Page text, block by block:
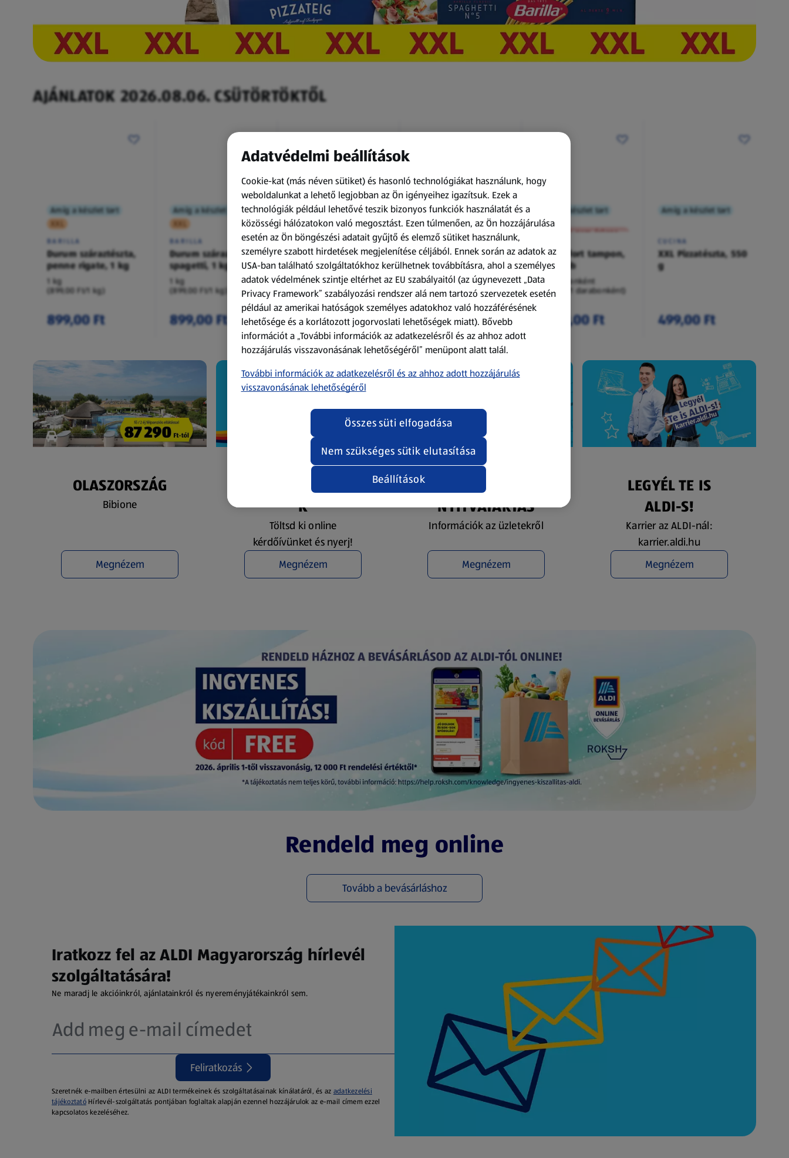
AJÁNLATOK 2026.08.06. CSÜTÖRTÖKTŐL
Amíg a készlet tart
XXL
BARILLA
Durum száraztészta,
penne rigate, 1 kg
1 kg
(899,00 Ft/1 kg)
899,00 Ft
Amíg a készlet tart
XXL
BARILLA
Durum száraztészta,
spagetti, 1 kg
1 kg
(899,00 Ft/1 kg)
899,00 Ft
Amíg a készlet tart
XXL
ACTIMEL
Actimel joghurtital, 8
palack
0,8 kg
(1 186,25 Ft/1 kg)
949,00 Ft
Amíg a készlet tart
XXL
O.B.
Procomfort tampon,
64 darab
64 darabonként
(59,36 Ft/1 darabonként)
3 799,00 Ft
Amíg a készlet tart
XXL
A termék nem érkezett meg!
Procomfort tampon,
54 darab
54 darabonként
(62,94 Ft/1 darabonként)
3 399,00 Ft
Amíg a készlet tart
CUCINA
XXL Pizzatészta, 550
g
499,00 Ft
OLASZORSZÁG
Bibione
Megnézem
NYEREMÉNYJÁTÉ
K
Töltsd ki online
kérdőívünket és nyerj!
Megnézem
ÜZLETKERESŐ ÉS
NYITVATARTÁS
Információk az üzletekről
Megnézem
LEGYÉL TE IS
ALDI-S!
Karrier az ALDI-nál:
karrier.aldi.hu
Megnézem
(új oldalon nyílik meg)
Rendeld meg online
Tovább a bevásárláshoz
(új oldalon nyílik meg)
Iratkozz fel az ALDI Magyarország hírlevél
szolgáltatására!
Ne maradj le akcióinkról, ajánlatainkról és nyereményjátékainkról sem.
Feliratkozás
Szeretnék e-mailben értesülni az ALDI termékeinek és szolgáltatásainak kínálatáról, és az adatkezelési
tájékoztatóHírlevél-szolgáltatás pontjában foglaltak alapján ezennel hozzájárulok az e-mail címem ezzel
kapcsolatos kezeléséhez.
Adatvédelmi beállítások
Cookie-kat (más néven sütiket) és hasonló technológiákat használunk, hogy
weboldalunkat a lehető legjobban az Ön igényeihez igazítsuk. Ezek a
technológiák például lehetővé teszik bizonyos funkciók használatát és a
közösségi hálózatokon való megosztást. Ezen túlmenően, az Ön hozzájárulása
esetén az Ön böngészési adatait gyűjtő és elemző sütiket használunk,
személyre szabott hirdetések megjelenítése céljából. Ennek során az adatok az
USA-ban található szolgáltatókhoz kerülhetnek továbbításra, ahol a személyes
adatok védelmének szintje eltérhet az EU szabályaitól (az úgynevezett „Data
Privacy Framework” szabályozási rendszer alá nem tartozó szervezetek esetén
például az amerikai hatóságok személyes adatokhoz való hozzáférésének
lehetősége és a korlátozott jogorvoslati lehetőségek miatt). Bővebb
információt a „További információk az adatkezelésről és az ahhoz adott
hozzájárulás visszavonásának lehetőségéről” menüpont alatt talál.
További információk az adatkezelésről és az ahhoz adott hozzájárulás
visszavonásának lehetőségéről
Beállítások
Nem szükséges sütik elutasítása
Összes süti elfogadása